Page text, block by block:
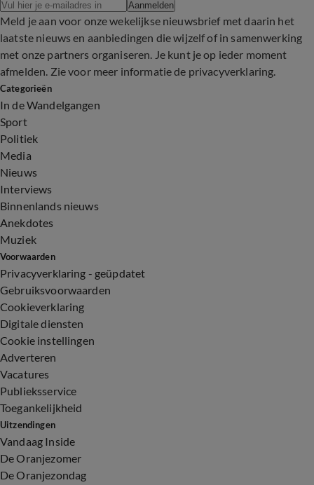
Aanmelden
Meld je aan voor onze wekelijkse nieuwsbrief met daarin het
laatste nieuws en aanbiedingen die wijzelf of in samenwerking
met onze partners organiseren. Je kunt je op ieder moment
afmelden. Zie voor meer informatie de privacyverklaring.
Categorieën
In de Wandelgangen
Sport
Politiek
Media
Nieuws
Interviews
Binnenlands nieuws
Anekdotes
Muziek
Voorwaarden
Privacyverklaring - geüpdatet
Gebruiksvoorwaarden
Cookieverklaring
Digitale diensten
Cookie instellingen
Adverteren
Vacatures
Publieksservice
Toegankelijkheid
Uitzendingen
Vandaag Inside
De Oranjezomer
De Oranjezondag